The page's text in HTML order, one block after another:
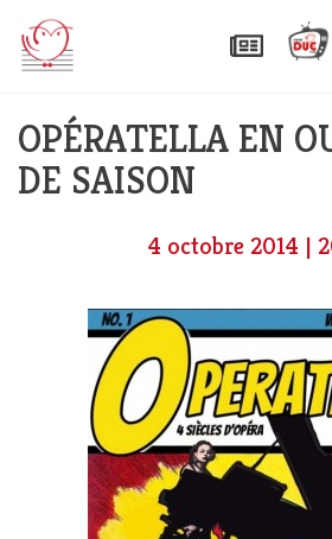
OPÉRATELLA EN
DE SAISON
4 octobre 2014 |